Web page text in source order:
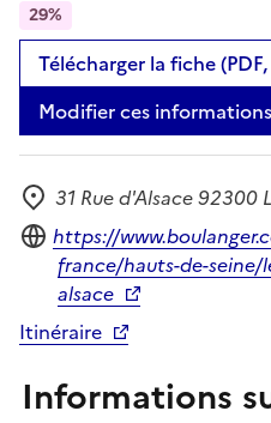
29%
Télécharger la fiche
Modifier ces informations
Adresse
31 Rue d'Alsace 92300
Site internet
https://
france/hauts-de-seine/
alsace
Itinéraire
Informations